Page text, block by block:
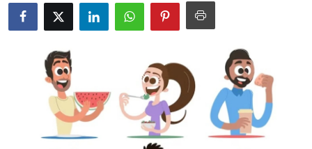
Gıda Güvenliği & Bilimi
Kalori & Diyet Rehberi
Mutfak Püf Noktaları & İpuçları
Mekan & Lezzet Rotaları
Temel Gıda ve Ürün Rehberleri